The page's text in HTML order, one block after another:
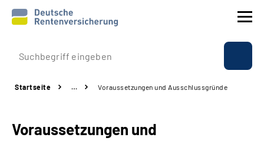
Prävention
Rente
Startseite … Voraussetzungen und Ausschlussgründe
Voraussetzungen und